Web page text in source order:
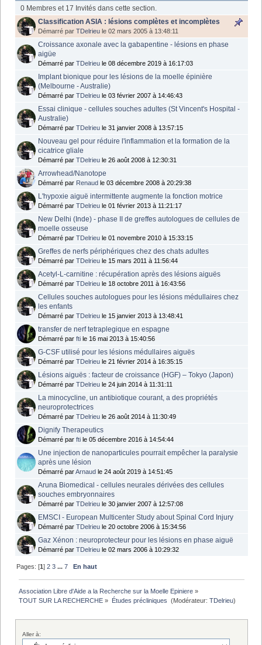
0 Membres et 17 Invités dans cette section.
Classification ASIA : lésions complètes et incomplètes
Démarré par TDelrieu le 02 mars 2005 à 13:48:11
Croissance axonale avec la gabapentine - lésions en phase
aigüe
Démarré par TDelrieu le 08 décembre 2019 à 16:17:03
Implant bionique pour les lésions de la moelle épinière
(Melbourne - Australie)
Démarré par TDelrieu le 03 février 2007 à 14:46:43
Essai clinique - cellules souches adultes (St Vincent's Hospital -
Australie)
Démarré par TDelrieu le 31 janvier 2008 à 13:57:15
Nouveau gel pour réduire l'inflammation et la formation de la
cicatrice gliale
Démarré par TDelrieu le 26 août 2008 à 12:30:31
Arrowhead/Nanotope
Démarré par Renaud le 03 décembre 2008 à 20:29:38
L'hypoxie aiguë intermittente augmente la fonction motrice
Démarré par TDelrieu le 01 février 2013 à 11:21:17
New Delhi (Inde) - phase II de greffes autologues de cellules de
moelle osseuse
Démarré par TDelrieu le 01 novembre 2010 à 15:33:15
Greffes de nerfs périphériques chez des chats adultes
Démarré par TDelrieu le 15 mars 2011 à 11:56:44
Acetyl-L-carnitine : récupération après des lésions aiguës
Démarré par TDelrieu le 18 octobre 2011 à 16:43:56
Cellules souches autologues pour les lésions médullaires chez
les enfants
Démarré par TDelrieu le 15 janvier 2013 à 13:48:41
transfer de nerf tetraplegique en espagne
Démarré par fti le 16 mai 2013 à 15:40:56
G-CSF utilisé pour les lésions médullaires aiguës
Démarré par TDelrieu le 21 février 2014 à 16:35:15
Lésions aiguës : facteur de croissance (HGF) – Tokyo (Japon)
Démarré par TDelrieu le 24 juin 2014 à 11:31:11
La minocycline, un antibiotique courant, a des propriétés
neuroprotectrices
Démarré par TDelrieu le 26 août 2014 à 11:30:49
Dignify Therapeutics
Démarré par fti le 05 décembre 2016 à 14:54:44
Une injection de nanoparticules pourrait empêcher la paralysie
après une lésion
Démarré parArnaud le 24 août 2019 à 14:51:45
Aruna Biomedical - cellules neurales dérivées des cellules
souches embryonnaires
Démarré par TDelrieu le 30 janvier 2007 à 12:57:08
EMSCI - European Multicenter Study about Spinal Cord Injury
Démarré par TDelrieu le 20 octobre 2006 à 15:34:56
Gaz Xénon : neuroprotecteur pour les lésions en phase aiguë
Démarré par TDelrieu le 02 mars 2006 à 10:29:32
Pages: [1]2 3 ...7 En haut
Association Libre d'Aide a la Recherche sur la Moelle Epiniere »
TOUT SUR LA RECHERCHE » Études précliniques (Modérateur: TDelrieu)
Aller à: